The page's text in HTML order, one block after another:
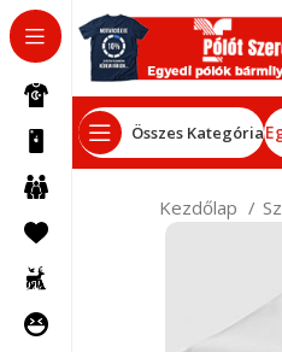
Összes Kategória
Kezdőlap